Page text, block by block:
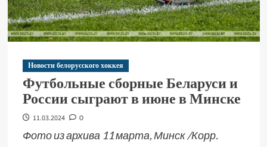
Новости белорусского хоккея
Футбольные сборные Беларуси и
России сыграют в июне в Минске
11.03.2024 0
Фото из архива 11 марта, Минск /Корр.